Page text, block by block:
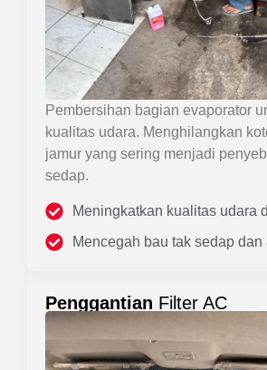
Pembersihan bagian evaporator
kualitas udara. Menghilangkan
jamur yang sering menjadi
sedap.
Meningkatkan kualitas udara
Mencegah bau tak sedap dan
Penggantian Filter AC